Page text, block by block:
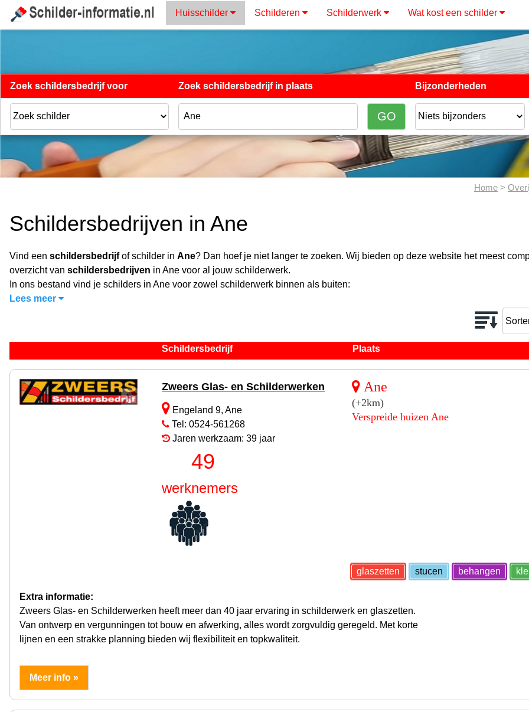
Huisschilder Schilderen Schilderwerk Wat kost een schilder
Zoek schildersbedrijf voor Zoek schildersbedrijf in plaats Bijzonderheden
Home >
Schildersbedrijven in Ane
Vind een schildersbedrijfof schilder in Ane? Dan hoef je niet langer te zoeken. Wij bieden op deze website het meest
overzicht van schildersbedrijven in Ane voor al jouw schilderwerk.
In ons bestand vind je schilders in Ane voor zowel schilderwerk binnen als buiten:
Lees meer
Schildersbedrijf Plaats
Zweers Glas- en Schilderwerken
Engeland 9, Ane
Tel: 0524-561268
Jaren werkzaam: 39 jaar
49
werknemers
Ane
(+2km)
Verspreide huizen Ane
glaszetten stucen behangen
Extra informatie:
Zweers Glas- en Schilderwerken heeft meer dan 40 jaar ervaring in schilderwerk en glaszetten.
Van ontwerp en vergunningen tot bouw en afwerking, alles wordt zorgvuldig geregeld. Met korte
lijnen en een strakke planning bieden wij flexibiliteit en topkwaliteit.
Meer info »